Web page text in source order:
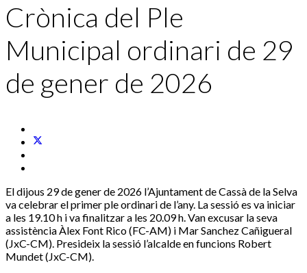
Crònica del Ple
Municipal ordinari de 29
de gener de 2026
El dijous 29 de gener de 2026 l’Ajuntament de Cassà de la Selva
va celebrar el primer ple ordinari de l’any. La sessió es va iniciar
a les 19.10 h i va finalitzar a les 20.09 h. Van excusar la seva
assistència Àlex Font Rico (FC-AM) i Mar Sanchez Cañigueral
(JxC-CM). Presideix la sessió l’alcalde en funcions Robert
Mundet (JxC-CM).